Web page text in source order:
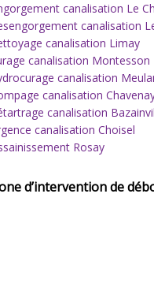
canalisation Le
canalisation
canalisation Limay
canalisation Montesson
canalisation
canalisation
canalisation
canalisation Choisel
Rosay
d’intervention de